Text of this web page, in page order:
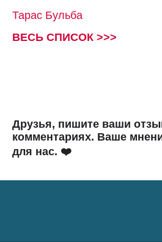
Тарас Бульба
ВЕСЬ СПИСОК >>>
Друзья, пишите ваши
комментариях. Ваше
для нас. ❤️